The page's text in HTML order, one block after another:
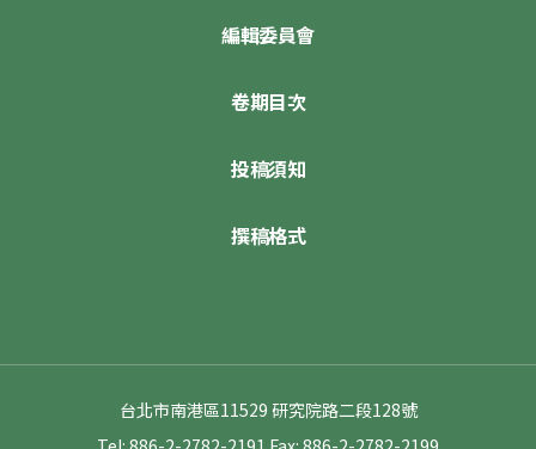
編輯委員會
卷期目次
投稿須知
撰稿格式
台北市南港區11529 研究院路二段128號